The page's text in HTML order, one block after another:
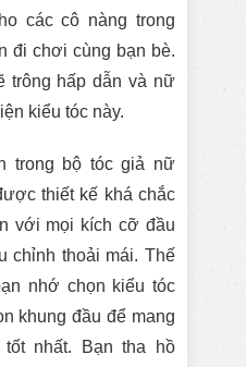
các cô nàng trong
đi chơi cùng bạn bè.
trông hấp dẫn và nữ
kiểu tóc này.
trong bộ tóc giả nữ
thiết kế khá chắc
với mọi kích cỡ đầu
chỉnh thoải mái. Thế
nhớ chọn kiểu tóc
khung đầu để mang
tốt nhất. Bạn tha hồ